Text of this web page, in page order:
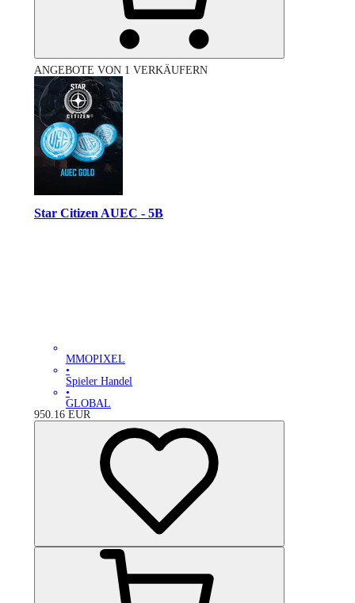
ANGEBOTE VON 1 VERKÄUFERN
Star Citizen AUEC - 5B
MMOPIXEL
•
Spieler Handel
•
GLOBAL
950.16 EUR